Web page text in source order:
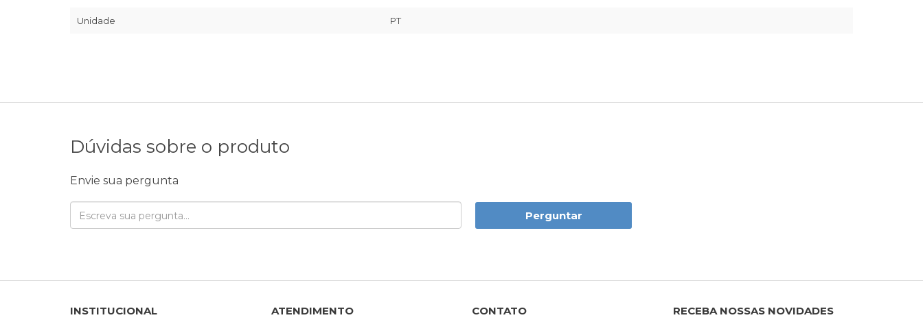
Unidade PT
Dúvidas sobre o produto
Envie sua pergunta
Perguntar
INSTITUCIONAL ATENDIMENTO CONTATO RECEBA NOSSAS NOVIDADES